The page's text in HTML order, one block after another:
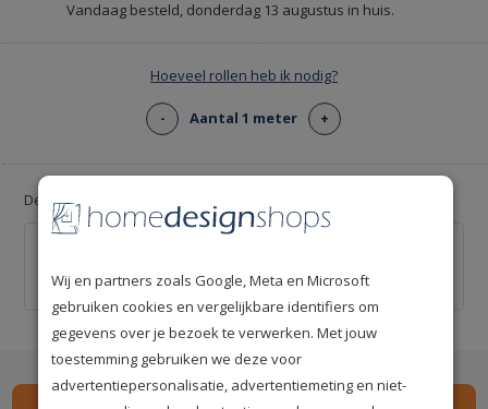
Vandaag besteld, donderdag 13 augustus in huis.
Hoeveel rollen heb ik nodig?
- Aantal 1 meter +
Deal: Voeg gratis lijm toe!
€ 20,00 € 0,00
Wij en partners zoals Google, Meta en Microsoft
gebruiken cookies en vergelijkbare identifiers om
gegevens over je bezoek te verwerken. Met jouw
toestemming gebruiken we deze voor
advertentiepersonalisatie, advertentiemeting en niet-